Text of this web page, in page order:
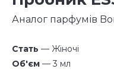
Аналог парфумів
Стать
— Жіночі
Об'єм
— 3 мл